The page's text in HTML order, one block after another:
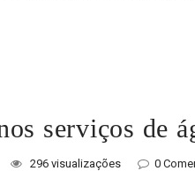
serviços de
296 visualizações 0